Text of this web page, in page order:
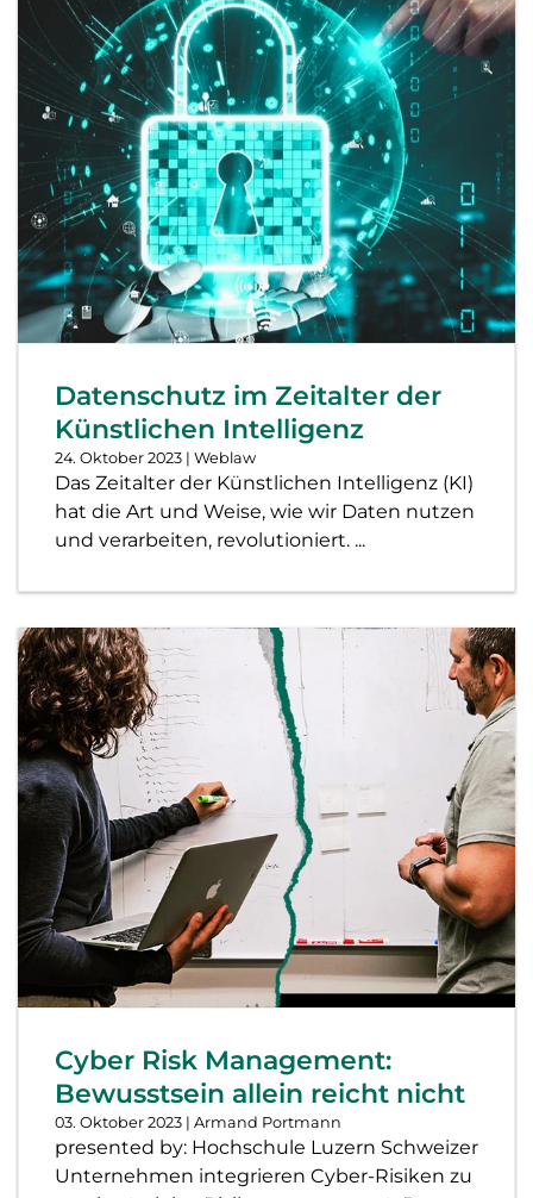
Datenschutz im Zeitalter der
Künstlichen Intelligenz
24. Oktober 2023 | Weblaw
Das Zeitalter der Künstlichen Intelligenz (KI)
hat die Art und Weise, wie wir Daten nutzen
und verarbeiten, revolutioniert. ...
Cyber Risk Management:
Bewusstsein allein reicht nicht
03. Oktober 2023 | Armand Portmann
presented by: Hochschule Luzern Schweizer
Unternehmen integrieren Cyber-Risiken zu